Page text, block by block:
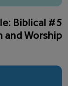
Biblical
Worship